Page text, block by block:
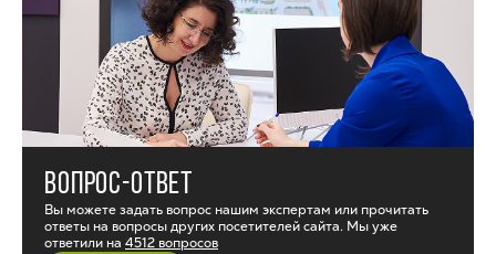
ВОПРОС-ОТВЕТ
Вы можете задать вопрос нашим экспертам или прочитать
ответы на вопросы других посетителей сайта. Мы уже
ответили на 4512 вопросов